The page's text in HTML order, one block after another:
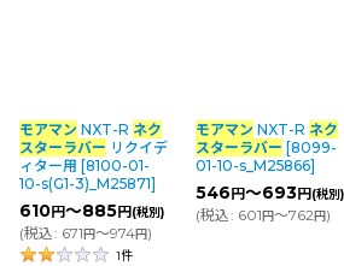
並び順:
カテゴリ:
モアマン NXT-R ネク
スターラバー リクイデ
ィター用 [8100-01-
10-s(G1-3)_M25871]
610円～885円 (税別)
(税込: 671円～974円)
1件
モアマン NXT-R ネク
スターラバー [8099-
01-10-s_M25866]
546 円～693円 (税別)
(税込: 601円～762円)